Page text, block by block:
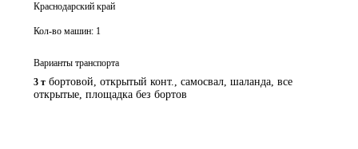
Краснодарский край
Кол-во машин: 1
Варианты транспорта
3 т бортовой, открытый конт., самосвал, шаланда, все
открытые, площадка без бортов